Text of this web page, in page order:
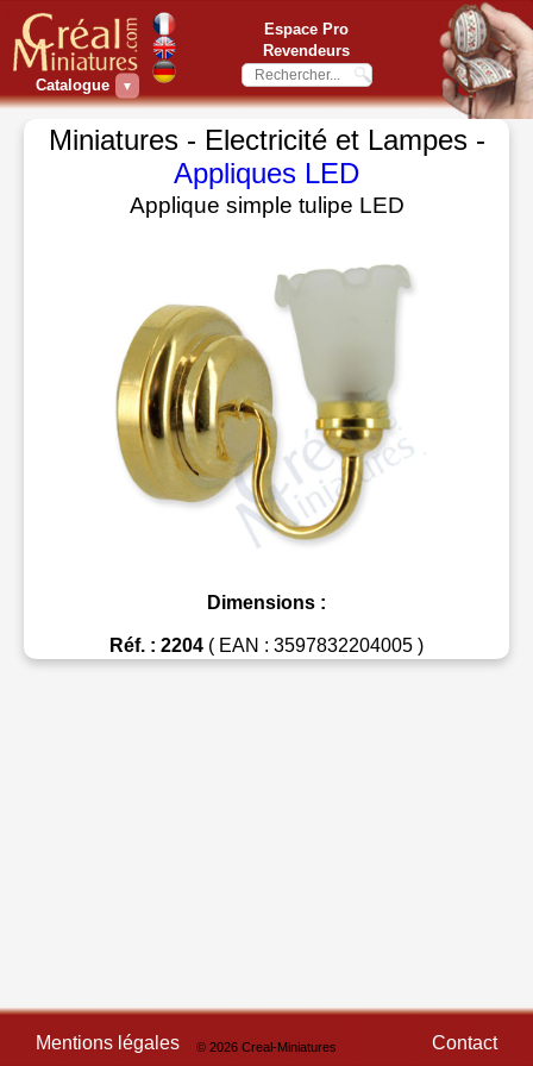
Catalogue ▼
Espace Pro
Revendeurs
Miniatures - Electricité et Lampes -
Appliques LED
Applique simple tulipe LED
Dimensions :
Réf. : 2204 ( EAN : 3597832204005 )
Mentions légales © 2026 Creal-Miniatures Contact